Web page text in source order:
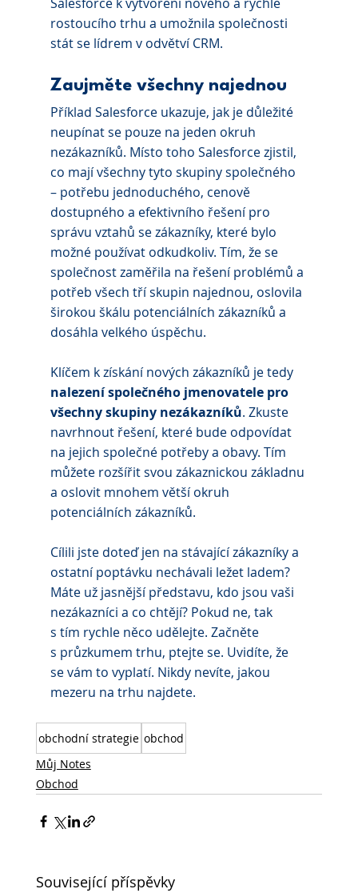
rostoucího trhu a umožnila společnosti
stát se lídrem v odvětví CRM.
Zaujměte všechny najednou
Příklad Salesforce ukazuje, jak je důležité
neupínat se pouze na jeden okruh
nezákazníků. Místo toho Salesforce zjistil,
co mají všechny tyto skupiny společného
– potřebu jednoduchého, cenově
dostupného a efektivního řešení pro
správu vztahů se zákazníky, které bylo
možné používat odkudkoliv. Tím, že se
společnost zaměřila na řešení problémů a
potřeb všech tří skupin najednou, oslovila
širokou škálu potenciálních zákazníků a
dosáhla velkého úspěchu.
Klíčem k získání nových zákazníků je tedy
nalezení společného jmenovatele pro
všechny skupiny nezákazníků. Zkuste
navrhnout řešení, které bude odpovídat
na jejich společné potřeby a obavy. Tím
můžete rozšířit svou zákaznickou základnu
a oslovit mnohem větší okruh
potenciálních zákazníků.
Cílili jste doteď jen na stávající zákazníky a
ostatní poptávku nechávali ležet ladem?
Máte už jasnější představu, kdo jsou vaši
nezákazníci a co chtějí? Pokud ne, tak
s tím rychle něco udělejte. Začněte
s průzkumem trhu, ptejte se. Uvidíte, že
se vám to vyplatí. Nikdy nevíte, jakou
mezeru na trhu najdete.
obchodní strategie obchod
Můj Notes
Obchod
Související příspěvky